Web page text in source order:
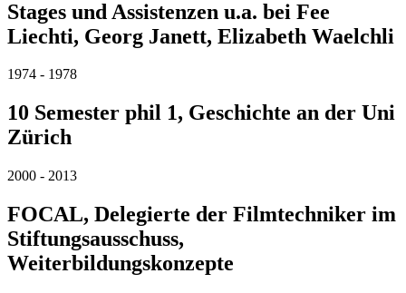
Stages und Assistenzen u.a. bei Fee
Liechti, Georg Janett, Elizabeth Waelchli
1974 - 1978
10 Semester phil 1, Geschichte an der Uni
Zürich
2000 - 2013
FOCAL, Delegierte der Filmtechniker im
Stiftungsausschuss,
Weiterbildungskonzepte